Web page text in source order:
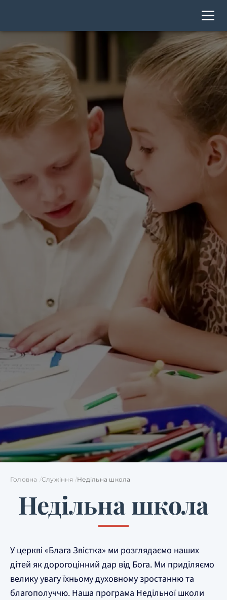
Головна Служіння Недільна школа
Недільна школа
У церкві «Блага Звістка» ми розглядаємо наших
дітей як дорогоцінний дар від Бога. Ми приділяємо
велику увагу їхньому духовному зростанню та
благополуччю. Наша програма Недільної школи